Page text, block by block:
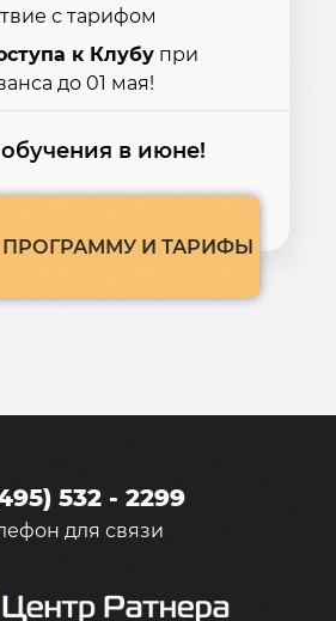
обучения в июне!
ПРОГРАММУ И ТАРИФЫ
с тарифом
к Клубу при
до 01 мая!
532 - 2299
для связи